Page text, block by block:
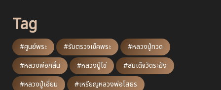
Tag
#ศูนย์พระ #รับตรวจเช็คพระ
#หลวงปู่ทวด
#หลวงพ่อกลั่น
#หลวงปู่ไข่
#สมเด็จวัดระฆัง
#หลวงปู่เอี่ยม
#เหรียญหลวงพ่อโสธร